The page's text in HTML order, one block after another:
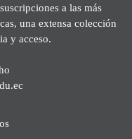
a las más
una extensa colección
y acceso.